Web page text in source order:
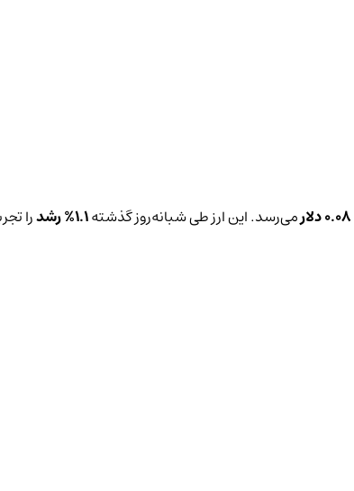
0.08 دلار می‌رسد. این ارز طی شبانه‌روز گذشته1.1% رشدرا